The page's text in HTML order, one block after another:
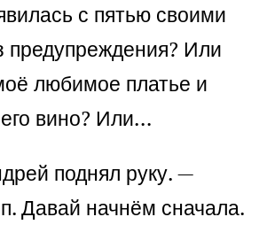
с пятью своими
предупреждения? Или
любимое платье и
вино? Или…
поднял руку. —
Давай начнём сначала.